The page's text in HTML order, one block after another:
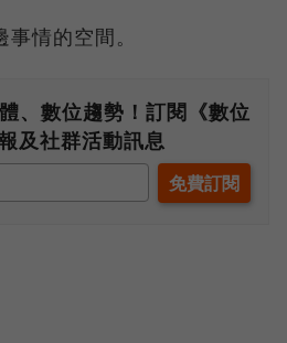
情的空間。
、數位趨勢！訂閱《數位
及社群活動訊息